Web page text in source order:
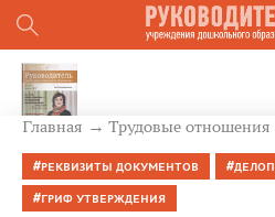
Главная Трудовые отношения
РЕКВИЗИТЫ ДОКУМЕНТОВ
ГРИФ УТВЕРЖДЕНИЯ